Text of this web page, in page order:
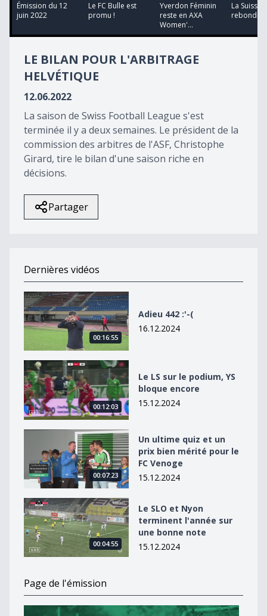
36
minutes,
seconds
Émission du 12
juin 2022
Le FC Bulle est
promu !
Yverdon Féminin
reste en AXA
Women'...
La Suisse
rebondir
LE BILAN POUR L'ARBITRAGE
HELVÉTIQUE
12.06.2022
La saison de Swiss Football League s'est
terminée il y a deux semaines. Le président de la
commission des arbitres de l'ASF, Christophe
Girard, tire le bilan d'une saison riche en
décisions.
Partager
Dernières vidéos
Adieu 442 :&#039;-(
00:16:55
Adieu 442 :'-(
16.12.2024
Le LS sur le podium, YS bloque encore
00:12:03
Le LS sur le podium, YS
bloque encore
15.12.2024
Un ultime quiz et un prix bien mérité pour le FC
00:07:23
Un ultime quiz et un
prix bien mérité pour le
FC Venoge
15.12.2024
Le SLO et Nyon terminent l&#039;année sur une
00:04:55
Le SLO et Nyon
terminent l'année sur
une bonne note
15.12.2024
Page de l'émission